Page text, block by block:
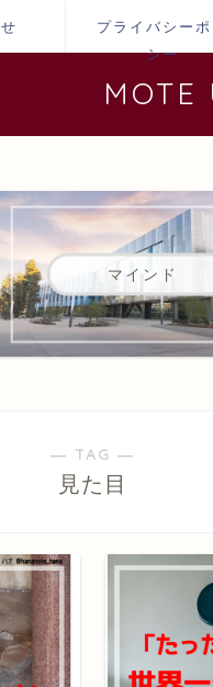
プライバシーポ
シー
MOTE
マインド
― TAG ―
見た目